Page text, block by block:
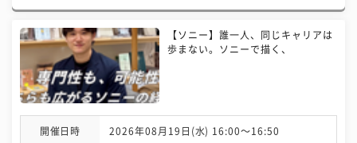
【ソニー】誰一人、同じキャリアは
歩まない。ソニーで描く、
開催日時 2026年08月19日(水) 16:00〜16:50